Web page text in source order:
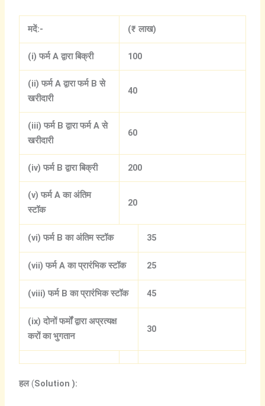
मदें:- (₹लाख)
(i)फर्म Aद्वाराबिक्री 100
(ii)फर्म Aद्वाराफर्म Bसे
खरीदारी
40
(iii)फर्म Bद्वाराफर्म Aसे
खरीदारी
60
(iv)फर्म Bद्वाराबिक्री 200
(v)फर्म Aकाअंतिम
स्टॉक
20
(vi)फर्म Bकाअंतिमस्टॉक 35
(vii)फर्म Aकाप्रारंभिकस्टॉक 25
(viii)फर्म Bकाप्रारंभिकस्टॉक 45
(ix)दोनोंफर्मोंद्वारा अप्रत्यक्ष
करोंकाभुगतान
30
हल(Solution ):